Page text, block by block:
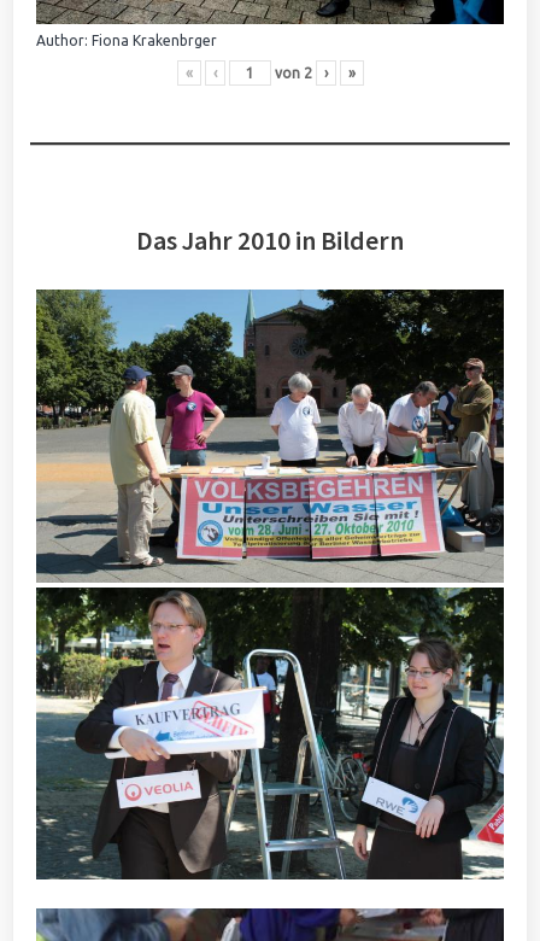
Author: Fiona Krakenbrger
« ‹ von 2 › »
Das Jahr 2010 in Bildern